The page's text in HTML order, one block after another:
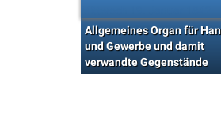
Allgemeines Organ für
und Gewerbe und damit
verwandte Gegenstände